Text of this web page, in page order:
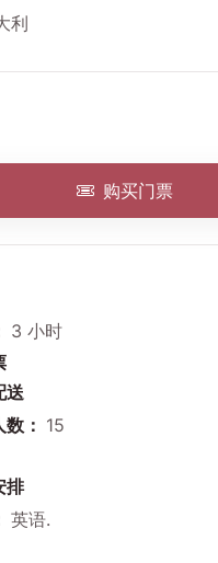
利
购买门票
3 小时
送
： 15
排
英语.